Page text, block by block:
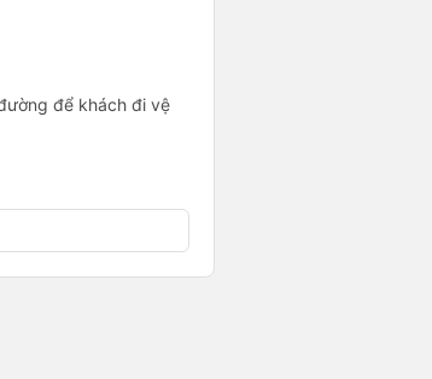
để khách đi vệ